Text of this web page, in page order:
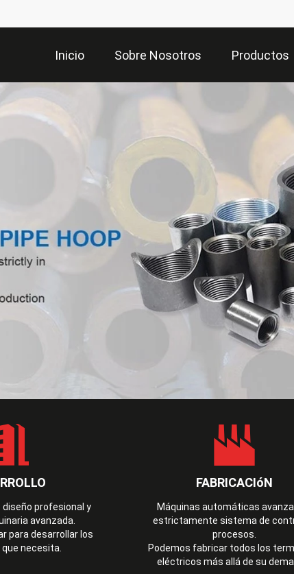
Inicio Sobre Nosotros Productos
diseño profesional y
avanzada.
para desarrollar los
necesita.
FABRICACIóN
Máquinas automáticas
estrictamente sistema de
procesos.
Podemos fabricar todos los
eléctricos más allá de su